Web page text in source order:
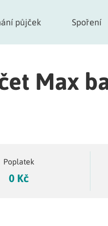
půjček Spoření
Max
Poplatek
0 Kč